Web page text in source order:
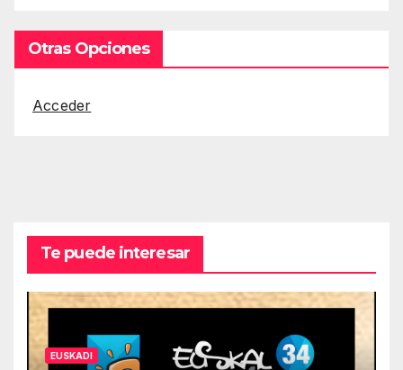
Otras Opciones
Acceder
Te puede interesar
EUSKADI